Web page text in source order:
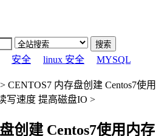
搜索
安全 linux 安全
MYSQL
CENTOS7 内存盘创建 Centos7使用
写速度 提高磁盘IO >
创建 Centos7使用内存